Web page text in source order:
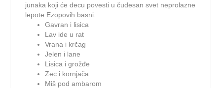
junaka koji će decu povesti u čudesan svet neprolazne
lepote Ezopovih basni.
Gavran i lisica
Lav ide u rat
Vrana i krčag
Jelen i lane
Lisica i grožđe
Zec i kornjača
Miš pod ambarom